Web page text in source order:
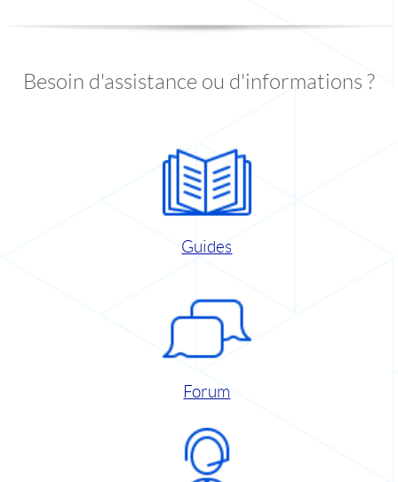
Besoin d'assistance ou d'informations ?
Guides
Forum